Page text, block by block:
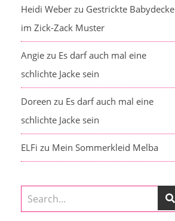
Heidi Weber zu Gestrickte Babydecke
im Zick-Zack Muster
Angie zu Es darf auch mal eine
schlichte Jacke sein
Doreen zu Es darf auch mal eine
schlichte Jacke sein
ELFi zu Mein Sommerkleid Melba